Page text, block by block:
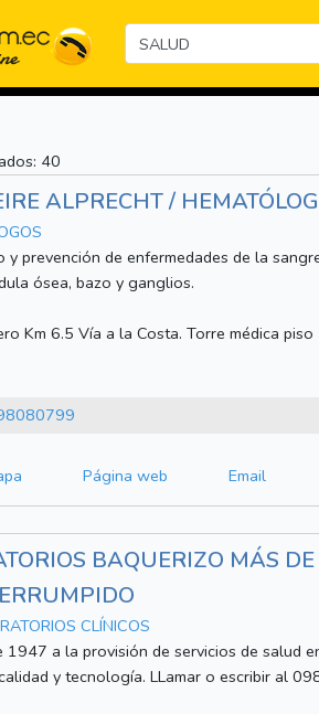
40
ALPRECHT /
y prevención de enfermedades de la
ósea, bazo y ganglios.
Km 6.5 Vía a la Costa. Torre médica
Página web Email
BAQUERIZO MÁS
CLÍNICOS
1947 a la provisión de servicios de salud
y tecnología. LLamar o escribir al